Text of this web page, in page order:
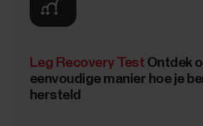
Leg Recovery Test Ontdek
eenvoudige manier hoe je
hersteld